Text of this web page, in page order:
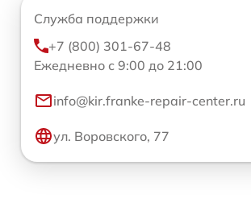
Служба поддержки
+7 (800) 301-67-48
Ежедневно с 9:00 до 21:00
info@kir.franke-repair-center.ru
ул. Воровского, 77